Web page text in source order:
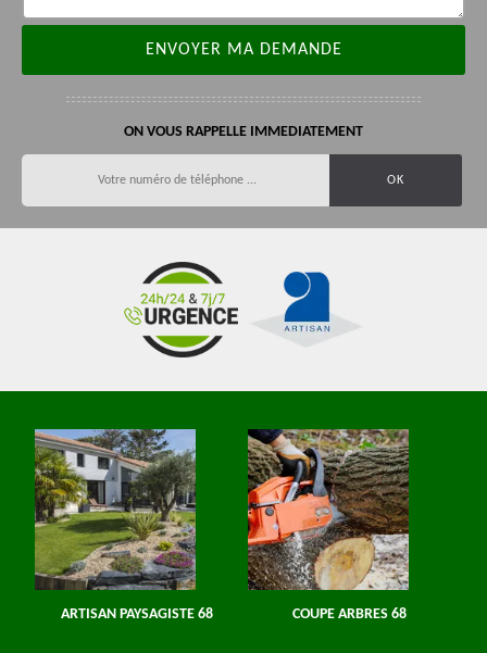
ON VOUS RAPPELLE IMMEDIATEMENT
ARTISAN PAYSAGISTE 68 COUPE ARBRES 68